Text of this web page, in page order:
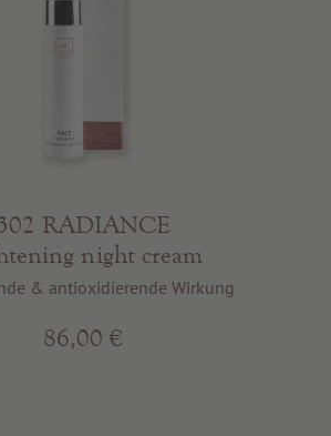
RADIANCE
night cream
& antioxidierende Wirkung
86,00 €